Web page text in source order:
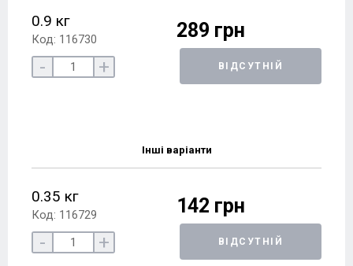
0.9 кг
Код: 116730 289 грн
- + ВІДСУТНІЙ
Інші варіанти
0.35 кг
Код: 116729 142 грн
- + ВІДСУТНІЙ